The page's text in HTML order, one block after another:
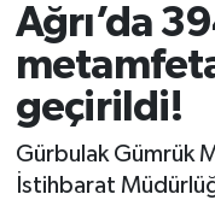
Ağrı’da
geçirildi!
Gürbulak Gümrük
İstihbarat
Tüm Manşetler
Son Dakika
Haber Arşivi